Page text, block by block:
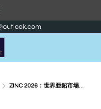
ZINC 2026：世界亜鉛市場の熱狂 —— 供給不足が価格を押し上げる」 BY SO OK TRADING｜2026年4月21日